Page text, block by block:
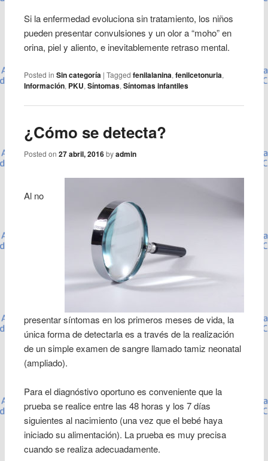
Si la enfermedad evoluciona sin tratamiento, los niños
pueden presentar convulsiones y un olor a “moho” en
orina, piel y aliento, e inevitablemente retraso mental.
Posted in Sin categoría |Tagged fenilalanina,fenilcetonuria,
Información, PKU,Síntomas,Síntomas infantiles
¿Cómo se detecta?
Posted on27 abril, 2016 byadmin
Al no
presentar síntomas en los primeros meses de vida, la
única forma de detectarla es a través de la realización
de un simple examen de sangre llamado tamiz neonatal
(ampliado).
Para el diagnóstivo oportuno es conveniente que la
prueba se realice entre las 48 horas y los 7 días
siguientes al nacimiento (una vez que el bebé haya
iniciado su alimentación). La prueba es muy precisa
cuando se realiza adecuadamente.